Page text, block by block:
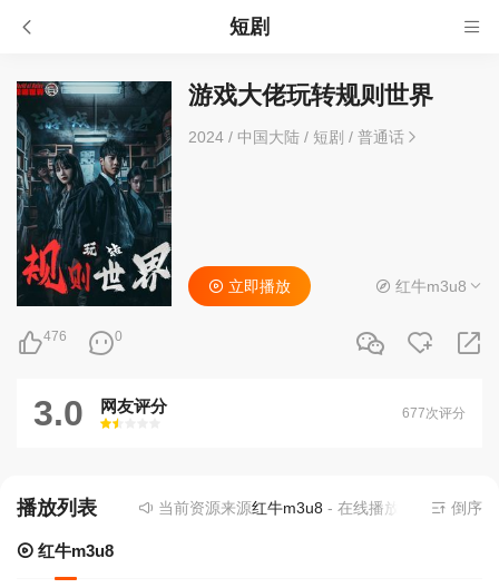
短剧
游戏大佬玩转规则世界
2024 / 中国大陆 / 短剧/ 普通话
476 0
立即播放 红牛m3u8
3.0 网友评分
很差
较差还行推荐力荐
677次评分
播放列表 当前资源来源红牛m3u8- 在线播放,无需安装播放器
倒序
红牛m3u8